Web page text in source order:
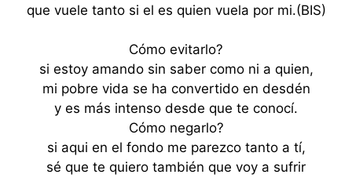
que vuele tanto si el es quien vuela por mi.(BIS)
Cómo evitarlo?
si estoy amando sin saber como ni a quien,
mi pobre vida se ha convertido en desdén
y es más intenso desde que te conocí.
Cómo negarlo?
si aqui en el fondo me parezco tanto a tí,
sé que te quiero también que voy a sufrir